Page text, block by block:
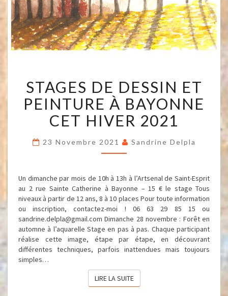
DE
DESSIN
ET
PEINTURE
À
CET
HIVER
STAGES DE DESSIN ET
PEINTURE À BAYONNE
CET HIVER 2021
23 Novembre 2021 Sandrine Delpla
Un dimanche par mois de 10h à 13h à l’Artsenal de Saint-Esprit
au 2 rue Sainte Catherine à Bayonne – 15 € le stage Tous
niveaux à partir de 12 ans, 8 à 10 places Pour toute information
ou inscription, contactez-moi ! 06 63 29 85 15 ou
sandrine.delpla@gmail.com Dimanche 28 novembre : Forêt en
automne à l’aquarelle Stage en pas à pas. Chaque participant
réalise cette image, étape par étape, en découvrant
différentes techniques, parfois inattendues mais toujours
simples…
LIRE LA SUITELIRE LA SUITE